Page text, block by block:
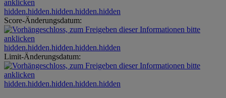
hidden.hidden.hidden.hidden.hidden
Score-Änderungsdatum:
hidden.hidden.hidden.hidden.hidden
Limit-Änderungsdatum:
hidden.hidden.hidden.hidden.hidden